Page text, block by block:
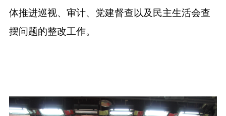
体推进巡视、审计、党建督查以及民主生活会查
摆问题的整改工作。